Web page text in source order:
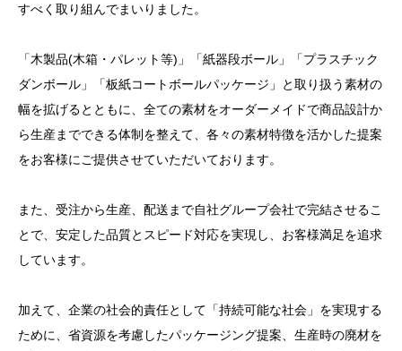
すべく取り組んでまいりました。
「木製品(木箱・パレット等)」「紙器段ボール」「プラスチック
ダンボール」「板紙コートボールパッケージ」と取り扱う素材の
幅を拡げるとともに、全ての素材をオーダーメイドで商品設計か
ら生産までできる体制を整えて、各々の素材特徴を活かした提案
をお客様にご提供させていただいております。
また、受注から生産、配送まで自社グループ会社で完結させるこ
とで、安定した品質とスピード対応を実現し、お客様満足を追求
しています。
加えて、企業の社会的責任として「持続可能な社会」を実現する
ために、省資源を考慮したパッケージング提案、生産時の廃材を